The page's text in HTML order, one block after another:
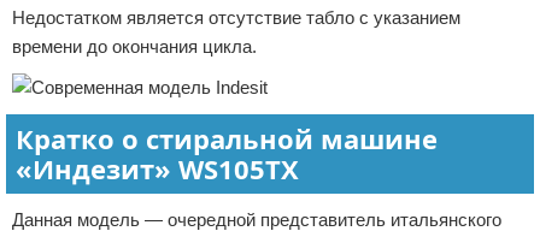
Недостатком является отсутствие табло с указанием
времени до окончания цикла.
Кратко о стиральной машине
«Индезит» WS105TX
Данная модель — очередной представитель итальянского